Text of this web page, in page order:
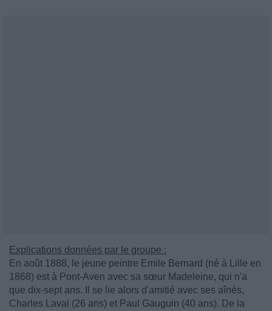
Explications données par le groupe :
En août 1888, le jeune peintre Emile Bernard (né à Lille en
1868) est à Pont-Aven avec sa sœur Madeleine, qui n'a
que dix-sept ans. Il se lie alors d'amitié avec ses aînés,
Charles Laval (26 ans) et Paul Gauguin (40 ans). De la